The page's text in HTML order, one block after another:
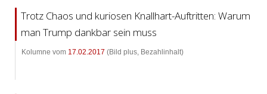
Trotz Chaos und kuriosen Knallhart-Auftritten: Warum
man Trump dankbar sein muss
Kolumne vom 17.02.2017 (Bild plus, Bezahlinhalt)